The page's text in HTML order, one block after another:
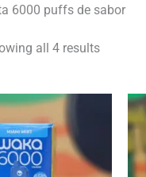
6000 puffs de sabor
all 4 results